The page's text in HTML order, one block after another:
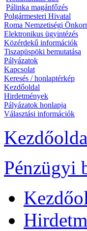
Pálinka magánfőzés
Polgármesteri Hivatal
Roma Nemzetiségi
Elektronikus ügyintézés
Közérdekű információk
Tiszapüspöki bemutatása
Pályázatok
Kapcsolat
Keresés / honlaptérkép
Kezdőoldal
Hirdetmények
Pályázatok honlapja
Választási információk
Pénzügyi